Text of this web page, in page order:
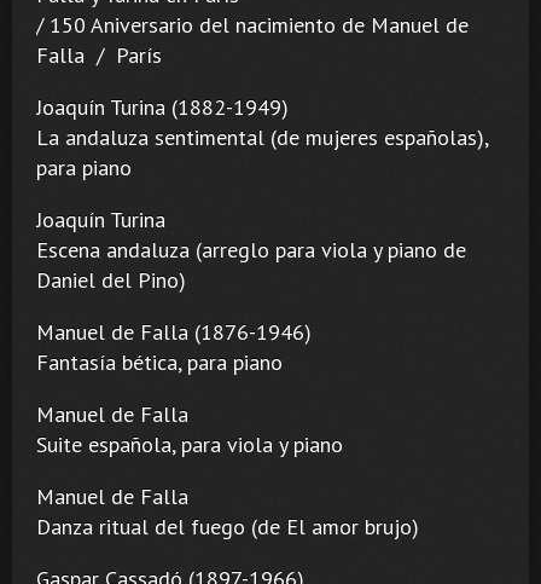
/ 150 Aniversario del nacimiento de Manuel de
Falla / París
Joaquín Turina (1882-1949)
La andaluza sentimental (de mujeres españolas),
para piano
Joaquín Turina
Escena andaluza (arreglo para viola y piano de
Daniel del Pino)
Manuel de Falla (1876-1946)
Fantasía bética, para piano
Manuel de Falla
Suite española, para viola y piano
Manuel de Falla
Danza ritual del fuego (de El amor brujo)